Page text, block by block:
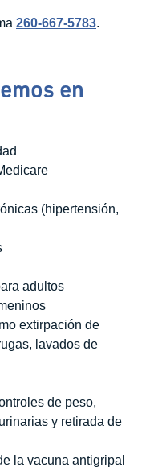
260-667-5783.
en
(hipertensión,
adultos
extirpación de
lavados de
de peso,
y retirada de
la vacuna antigripal